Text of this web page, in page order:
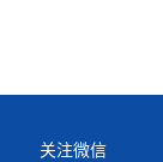
关注微信